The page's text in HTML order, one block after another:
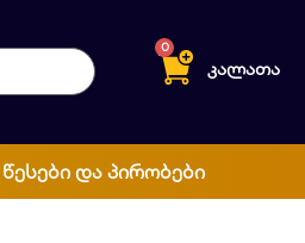
0
კალათა
წესები და პირობები